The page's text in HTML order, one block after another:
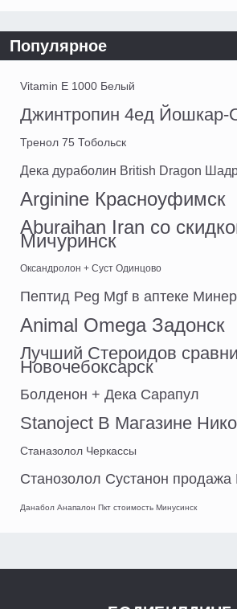
Популярное
Vitamin E 1000 Белый
Джинтропин 4ед Йошкар-
Тренол 75 Тобольск
Дека дураболин British Dragon
Arginine Красноуфимск
Aburaihan Iran со
Мичуринск
Оксандролон + Суст Одинцово
Пептид Peg Mgf в аптеке
Animal Omega Задонск
Лучший Стероидов
Новочебоксарск
Болденон + Дека Сарапул
Stanoject В Магазине
Станазолол Черкассы
Станозолол Сустанон продажа
Данабол Анапалон Пкт стоимость Минусинск